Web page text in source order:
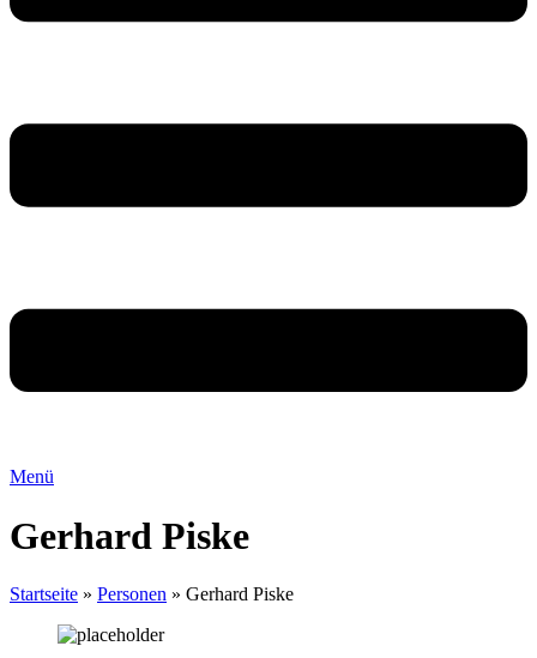
Menü
Gerhard Piske
Startseite » Personen » Gerhard Piske